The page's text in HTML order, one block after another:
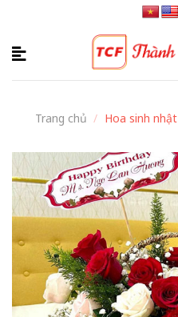
content
Trang chủ / Hoa sinh nhật